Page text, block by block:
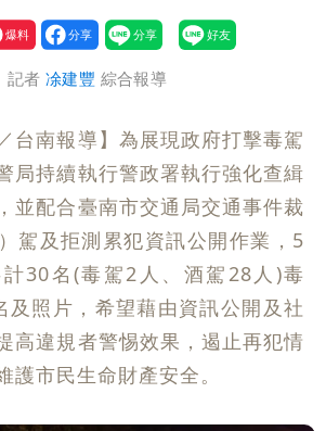
發聲：已截圖
測！今天「9地區」達停班課
體驚爆：伊朗最高領袖緊急送醫
料
記者凃建豐 綜合報導
台南報導】為展現政府打擊毒駕
局持續執行警政署執行強化查緝
並配合臺南市交通局交通事件裁
駕及拒測累犯資訊公開作業，5
30名(毒駕2人、酒駕28人)毒
及照片，希望藉由資訊公開及社
高違規者警惕效果，遏止再犯情
護市民生命財產安全。